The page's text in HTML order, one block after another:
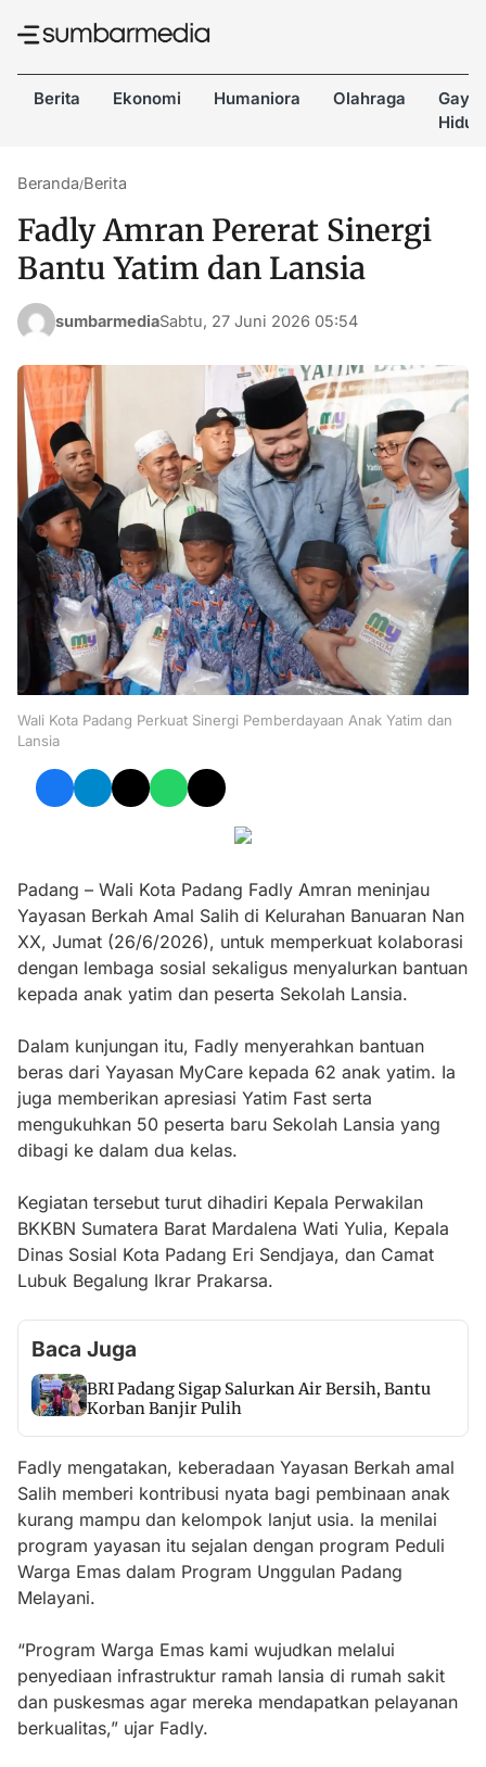
Berita Ekonomi Humaniora Olahraga
Gaya
Hidup
Beranda/Berita
Fadly Amran Pererat Sinergi
Bantu Yatim dan Lansia
sumbarmediaSabtu, 27 Juni 2026 05:54
Wali Kota Padang Perkuat Sinergi Pemberdayaan Anak Yatim dan
Lansia
Padang – Wali Kota Padang Fadly Amran meninjau
Yayasan Berkah Amal Salih di Kelurahan Banuaran Nan
XX, Jumat (26/6/2026), untuk memperkuat kolaborasi
dengan lembaga sosial sekaligus menyalurkan bantuan
kepada anak yatim dan peserta Sekolah Lansia.
Dalam kunjungan itu, Fadly menyerahkan bantuan
beras dari Yayasan MyCare kepada 62 anak yatim. Ia
juga memberikan apresiasi Yatim Fast serta
mengukuhkan 50 peserta baru Sekolah Lansia yang
dibagi ke dalam dua kelas.
Kegiatan tersebut turut dihadiri Kepala Perwakilan
BKKBN Sumatera Barat Mardalena Wati Yulia, Kepala
Dinas Sosial Kota Padang Eri Sendjaya, dan Camat
Lubuk Begalung Ikrar Prakarsa.
Baca Juga
BRI Padang Sigap Salurkan Air Bersih, Bantu
Korban Banjir Pulih
Fadly mengatakan, keberadaan Yayasan Berkah amal
Salih memberi kontribusi nyata bagi pembinaan anak
kurang mampu dan kelompok lanjut usia. Ia menilai
program yayasan itu sejalan dengan program Peduli
Warga Emas dalam Program Unggulan Padang
Melayani.
“Program Warga Emas kami wujudkan melalui
penyediaan infrastruktur ramah lansia di rumah sakit
dan puskesmas agar mereka mendapatkan pelayanan
berkualitas,” ujar Fadly.